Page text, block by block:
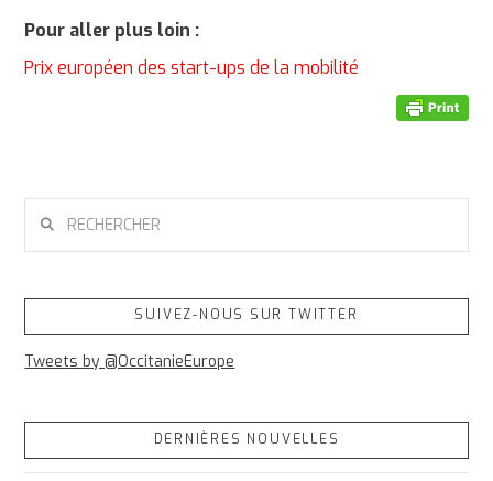
Pour aller plus loin :
Prix européen des start-ups de la mobilité
SUIVEZ-NOUS SUR TWITTER
Tweets by @OccitanieEurope
DERNIÈRES NOUVELLES